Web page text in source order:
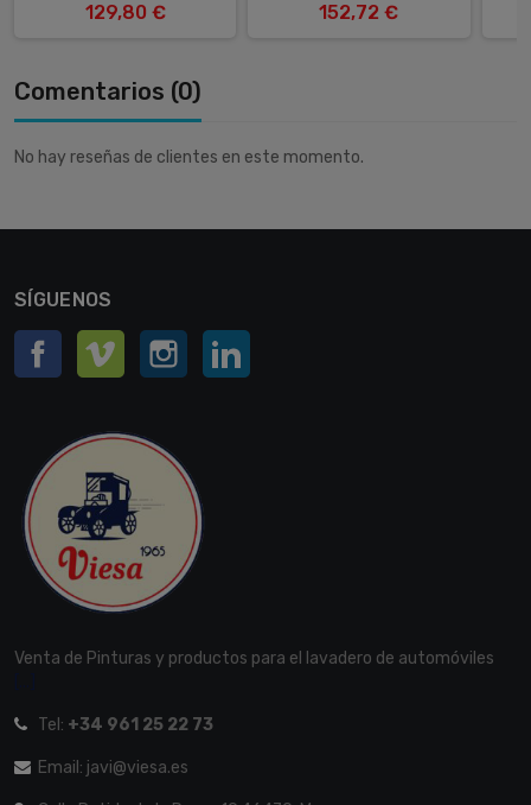
129,80 € 152,72 €
Comentarios (0)
No hay reseñas de clientes en este momento.
SÍGUENOS
Facebook Vimeo Instagram
Venta de Pinturas y productos para el lavadero de automóviles
Tel: +34 961 25 22 73
Email: javi@viesa.es